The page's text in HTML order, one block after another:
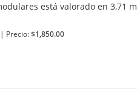
está valorado en 3,71
| Precio:$1,850.00